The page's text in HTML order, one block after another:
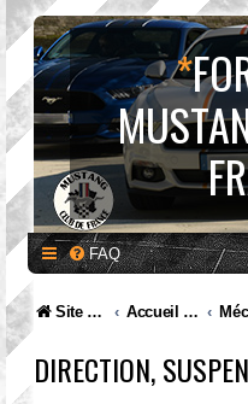
*
FAQ
Site internet MCF Accueil Forum
DIRECTION,